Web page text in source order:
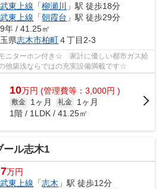
東上線 「柳瀬川 」駅 徒歩18分
東上線 「朝霞台 」駅 徒歩29分
年 / 41.25㎡
県志木市柏町４丁目2-3
ニターホン付き☆ 家計に優しい都市ガス給
他築浅ならではの充実設備満載です☆
10万円 (管理費等：3,000円 )
敷金 1ヶ月 礼金
1ヶ月
1階 / 1LDK / 41.25㎡
ール志木1
万円
東上線 「志木 」駅 徒歩12分